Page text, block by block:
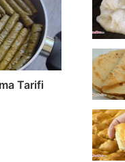
Tarifi